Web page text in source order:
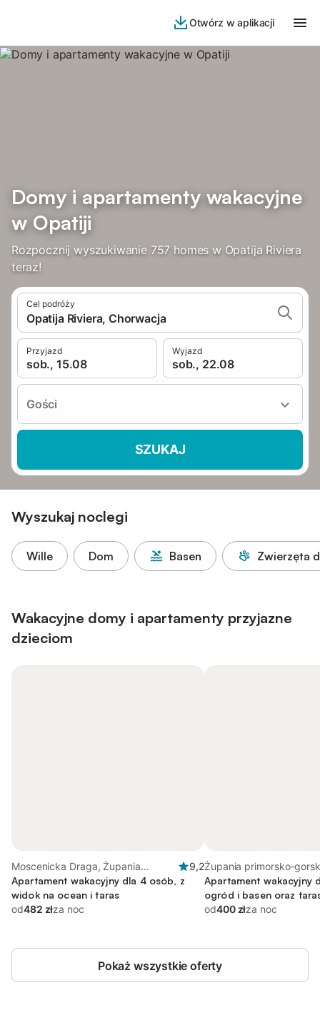
Otwórz w aplikacji
Domy i apartamenty wakacyjne
w Opatiji
Rozpocznij wyszukiwanie 757 homes w Opatija Riviera
teraz!
Cel podróży
Opatija Riviera, Chorwacja
Przyjazd
sob., 15.08
Wyjazd
sob., 22.08
Gości
SZUKAJ
Wyszukaj noclegi
Wille Dom Basen Zwierzęta
Wakacyjne domy i apartamenty przyjazne
dzieciom
Moscenicka Draga, Żupania
primorsko-gorska
9,2
Apartament wakacyjny dla 4 osób, z
widok na ocean i taras
od482 złza noc
Żupania primorsko-
Apartament wakacyjny
ogród i basen oraz
od400 złza noc
Pokaż wszystkie oferty